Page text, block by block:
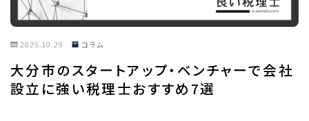
2025.10.29 コラム
大分市のスタートアップ・ベンチャーで会社
設立に強い税理士おすすめ7選